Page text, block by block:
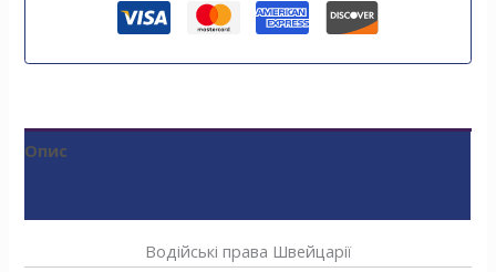
Опис
Водійські права Швейцарії